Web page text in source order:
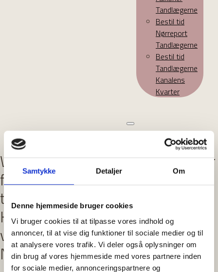
Samtykke Detaljer Om
Denne hjemmeside bruger cookies
Vi bruger cookies til at tilpasse vores indhold og
annoncer, til at vise dig funktioner til sociale medier og til
at analysere vores trafik. Vi deler også oplysninger om
din brug af vores hjemmeside med vores partnere inden
for sociale medier, annonceringspartnere og
Tandlægerne
Bestil tid
Nørreport
Tandlægerne
Bestil tid
Tandlægerne
Kanalens
Kvarter
Windel er født i 1991 og kommer
fra Filippinerne. Hun er uddannet
tandklinikassistent fra
Københavns Universitet og er en
vigtig del af teamet hos
Nørreport Tandlægerne.